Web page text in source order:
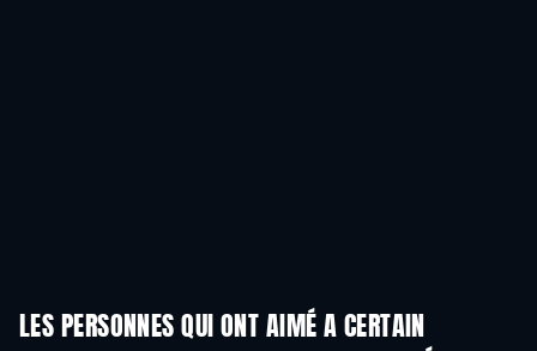
LES PERSONNES QUI ONT AIMÉ A CERTAIN